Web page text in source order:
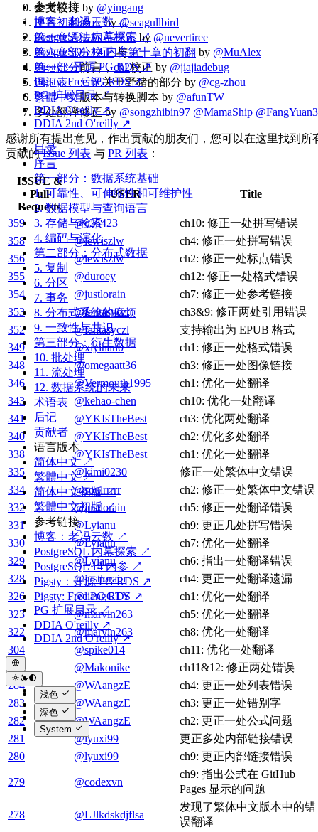
参考链接
博客：老冯云数 ↗
PostgreSQL 内幕探索 ↗
PostgreSQL 14 内参 ↗
Pigsty：开源 PG RDS ↗
Pigsty: Free PG RDS ↗
PG 扩展目录 ↗
DDIA O'reilly ↗
DDIA 2nd O'reilly ↗
目录
序言
第一部分：数据系统基础
1. 可靠性、可伸缩性和可维护性
2. 数据模型与查询语言
3. 存储与检索
4. 编码与演化
第二部分：分布式数据
5. 复制
6. 分区
7. 事务
8. 分布式系统的麻烦
9. 一致性与共识
第三部分：衍生数据
10. 批处理
11. 流处理
12. 数据系统的未来
术语表
后记
贡献者
语言版本
简体中文 ↗
繁體中文 ↗
简体中文初版 ↗
繁體中文初版 ↗
参考链接
博客：老冯云数 ↗
PostgreSQL 内幕探索 ↗
PostgreSQL 14 内参 ↗
Pigsty：开源 PG RDS ↗
Pigsty: Free PG RDS ↗
PG 扩展目录 ↗
DDIA O'reilly ↗
DDIA 2nd O'reilly ↗
浅色
深色
System
全文校订 by @yingang
序言初翻修正by@seagullbird
第一章语法标点校正 by @nevertiree
第六章部分校正与第十章的初翻 by @MuAlex
第一部分前言，ch2校正 by @jiajiadebug
词汇表、后记关于野猪的部分 by @cg-zhou
繁體中文版本与转换脚本 by @afunTW
多处翻译修正 by @songzhibin97 @MamaShip
感谢所有提出意见，作出贡献的朋友们，您可以在这里找到所
贡献的Issue 列表 与 PR 列表 ：
ISSUE &
Pull
Requests
USER Title
359 @c25423
ch10: 修正一处拼写错误
358
@lewiszlw
ch4: 修正一处拼写错误
356
@lewiszlw
ch2: 修正一处标点错误
355
@duroey
ch12: 修正一处格式错误
354
@justlorain
ch7: 修正一处参考链接
353
@fantasyczl
ch3&9: 修正两处引用错误
352
@fantasyczl
支持输出为 EPUB 格式
349
@xiyihan0
ch1: 修正一处格式错误
348
@omegaatt36
ch3: 修正一处图像链接
346
@Vermouth1995
ch1: 优化一处翻译
343
@kehao-chen
ch10: 优化一处翻译
341
@YKIsTheBest
ch3: 优化两处翻译
340
@YKIsTheBest
ch2: 优化多处翻译
338
@YKIsTheBest
ch1: 优化一处翻译
335
@kimi0230
修正一处繁体中文错误
334
@soulrrrrr
ch2: 修正一处繁体中文错误
332
@justlorain
ch5: 修正一处翻译错误
331
@Lyianu
ch9: 更正几处拼写错误
330
@Lyianu
ch7: 优化一处翻译
329
@Lyianu
ch6: 指出一处翻译错误
328
@justlorain
ch4: 更正一处翻译遗漏
326
@liangGTY
ch1: 优化一处翻译
323
@marvin263
ch5: 优化一处翻译
322
@marvin263
ch8: 优化一处翻译
304
@spike014
ch11: 优化一处翻译
298
@Makonike
ch11&12: 修正两处错误
284
@WAangzE
ch4: 更正一处列表错误
283
@WAangzE
ch3: 更正一处错别字
282
@WAangzE
ch2: 更正一处公式问题
281
@lyuxi99
更正多处内部链接错误
280
@lyuxi99 ch9: 更正内部链接错误
279 @codexvn
ch9: 指出公式在 GitHub
Pages 显示的问题
278 @LJlkdskdjflsa
发现了繁体中文版本中的错
误翻译